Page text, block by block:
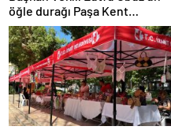
öğle durağı Paşa Kent
Lokantası oldu